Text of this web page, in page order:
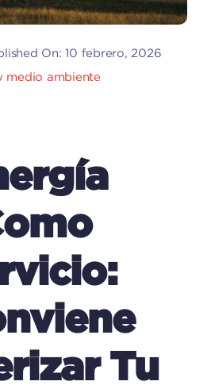
On: 10 febrero, 2026
medio ambiente
Tu